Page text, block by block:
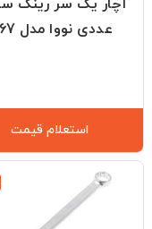
عددی نووا مدل 1067
استعلام قیمت